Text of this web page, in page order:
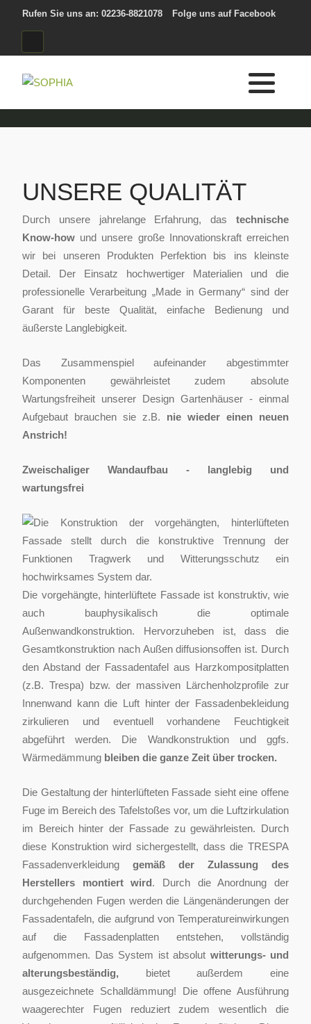
Rufen Sie uns an: 02236-8821078 Folge uns auf Facebook
UNSERE QUALITÄT
Durch unsere jahrelange Erfahrung, das technische
Know-how und unsere große Innovationskraft erreichen
wir bei unseren Produkten Perfektion bis ins kleinste
Detail. Der Einsatz hochwertiger Materialien und die
professionelle Verarbeitung „Made in Germany“ sind der
Garant für beste Qualität, einfache Bedienung und
äußerste Langlebigkeit.
Das Zusammenspiel aufeinander abgestimmter
Komponenten gewährleistet zudem absolute
Wartungsfreiheit unserer Design Gartenhäuser - einmal
Aufgebaut brauchen sie z.B. nie wieder einen neuen
Anstrich!
Zweischaliger Wandaufbau - langlebig und
wartungsfrei
Die Konstruktion der vorgehängten, hinterlüfteten
Fassade stellt durch die konstruktive Trennung der
Funktionen Tragwerk und Witterungsschutz ein
hochwirksames System dar.
Die vorgehängte, hinterlüftete Fassade ist konstruktiv, wie
auch bauphysikalisch die optimale
Außenwandkonstruktion. Hervorzuheben ist, dass die
Gesamtkonstruktion nach Außen diffusionsoffen ist. Durch
den Abstand der Fassadentafel aus Harzkompositplatten
(z.B. Trespa) bzw. der massiven Lärchenholzprofile zur
Innenwand kann die Luft hinter der Fassadenbekleidung
zirkulieren und eventuell vorhandene Feuchtigkeit
abgeführt werden. Die Wandkonstruktion und ggfs.
Wärmedämmung bleiben die ganze Zeit über trocken.
Die Gestaltung der hinterlüfteten Fassade sieht eine offene
Fuge im Bereich des Tafelstoßes vor, um die Luftzirkulation
im Bereich hinter der Fassade zu gewährleisten. Durch
diese Konstruktion wird sichergestellt, dass die TRESPA
Fassadenverkleidung gemäß der Zulassung des
Herstellers montiert wird. Durch die Anordnung der
durchgehenden Fugen werden die Längenänderungen der
Fassadentafeln, die aufgrund von Temperatureinwirkungen
auf die Fassadenplatten entstehen, vollständig
aufgenommen. Das System ist absolut witterungs- und
alterungsbeständig, bietet außerdem eine
ausgezeichnete Schalldämmung! Die offene Ausführung
waagerechter Fugen reduziert zudem wesentlich die